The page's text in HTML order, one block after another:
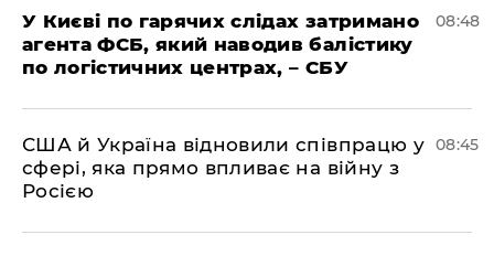
У Києві по гарячих слідах затримано
агента ФСБ, який наводив балістику
по логістичних центрах, – СБУ
08:48
США й Україна відновили співпрацю у
сфері, яка прямо впливає на війну з
Росією
08:45